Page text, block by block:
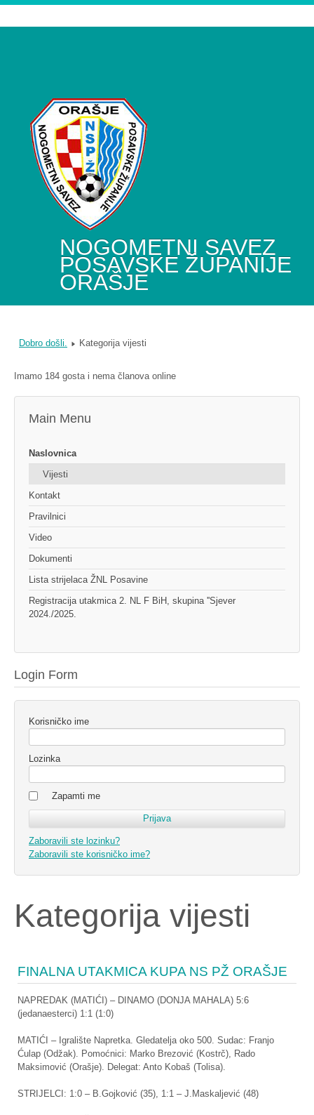
NOGOMETNI SAVEZ
POSAVSKE ŽUPANIJE
ORAŠJE
Dobro došli. Kategorija vijesti
Imamo 184 gosta i nema članova online
Main Menu
Naslovnica
Vijesti
Kontakt
Pravilnici
Video
Dokumenti
Lista strijelaca ŽNL Posavine
Registracija utakmica 2. NL F BiH, skupina ''Sjever
2024./2025.
Login Form
Korisničko ime
Lozinka
Zapamti me
Zaboravili ste lozinku?
Zaboravili ste korisničko ime?
Kategorija vijesti
FINALNA UTAKMICA KUPA NS PŽ ORAŠJE
NAPREDAK (MATIĆI) – DINAMO (DONJA MAHALA) 5:6
(jedanaesterci) 1:1 (1:0)
MATIĆI – Igralište Napretka. Gledatelja oko 500. Sudac: Franjo
Ćulap (Odžak). Pomoćnici: Marko Brezović (Kostrč), Rado
Maksimović (Orašje). Delegat: Anto Kobaš (Tolisa).
STRIJELCI: 1:0 – B.Gojković (35), 1:1 – J.Maskaljević (48)